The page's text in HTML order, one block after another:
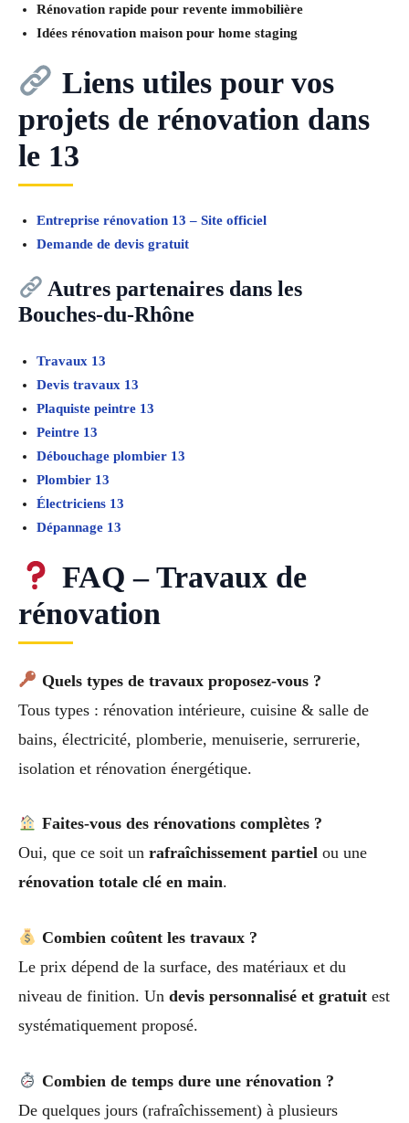
Rénovation rapide pour revente immobilière
Idées rénovation maison pour home staging
Liens utiles pour vos
projets de rénovation dans
le 13
Entreprise rénovation 13 – Site officiel
Demande de devis gratuit
Autres partenaires dans les
Bouches-du-Rhône
Travaux 13
Devis travaux 13
Plaquiste peintre 13
Peintre 13
Débouchage plombier 13
Plombier 13
Électriciens 13
Dépannage 13
FAQ – Travaux de
rénovation
Quels types de travaux proposez-vous ?
Tous types : rénovation intérieure, cuisine & salle de
bains, électricité, plomberie, menuiserie, serrurerie,
isolation et rénovation énergétique.
Faites-vous des rénovations complètes ?
Oui, que ce soit un rafraîchissement partiel ou une
rénovation totale clé en main.
Combien coûtent les travaux ?
Le prix dépend de la surface, des matériaux et du
niveau de finition. Un devis personnalisé et gratuit est
systématiquement proposé.
Combien de temps dure une rénovation ?
De quelques jours (rafraîchissement) à plusieurs